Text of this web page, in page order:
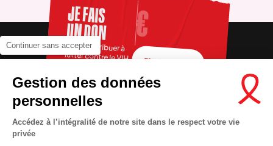
Continuer sans accepter
Gestion des données
personnelles
Accédez à l’intégralité de notre site dans le respect votre vie
privée
JE FAIS
UN DON
Pour contribuer à
lutter contre le VIH FAIRE UN DON